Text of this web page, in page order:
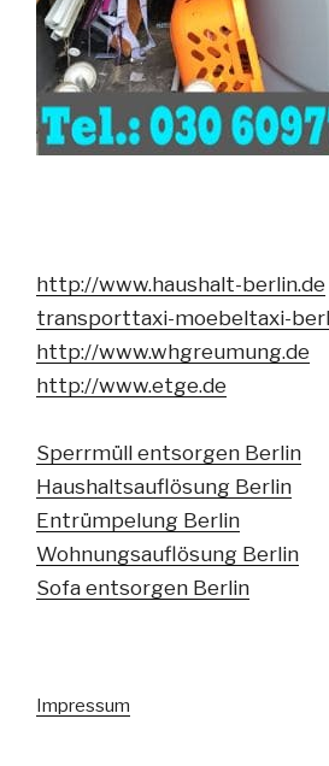
http://www.haushalt-berlin.de
transporttaxi-moebeltaxi-
http://www.whgreumung.de
http://www.etge.de
Sperrmüll entsorgen Berlin
Haushaltsauflösung Berlin
Entrümpelung Berlin
Wohnungsauflösung Berlin
Sofa entsorgen Berlin
Impressum